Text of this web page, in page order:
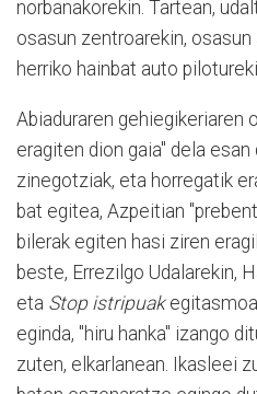
norbanakorekin. Tartean,
osasun zentroarekin,
herriko hainbat auto
Abiaduraren gehiegikeriaren
eragiten dion gaia" dela
zinegotziak, eta horregatik
bat egitea, Azpeitian
bilerak egiten hasi ziren
beste, Errezilgo Udalarekin,
eta Stop istripuak
eginda, "hiru hanka" izango
zuten, elkarlanean. Ikasleei